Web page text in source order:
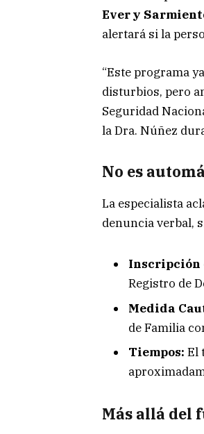
Ever y
alertará si la
“Este programa
disturbios, pero
Seguridad
la Dra. Núñez
No es
La especialista
denuncia verbal,
Inscripción
Registro de
Medida
de Familia
Tiempos: El
Más allá del